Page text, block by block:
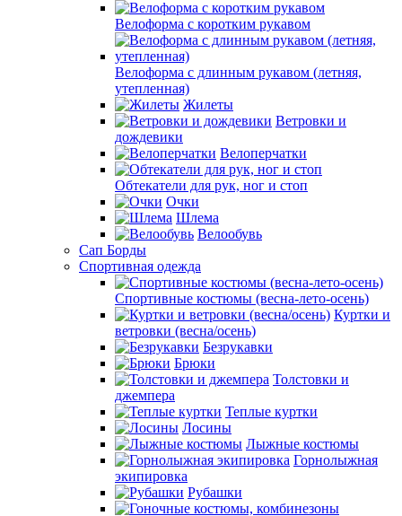
Велоформа с коротким рукавом
Велоформа с длинным рукавом (летняя,
утепленная)
Жилеты
Ветровки и
дождевики
Велоперчатки
Обтекатели для рук, ног и стоп
Очки
Шлема
Велообувь
Сап Борды
Спортивная одежда
Спортивные костюмы (весна-лето-осень)
Куртки и
ветровки (весна/осень)
Безрукавки
Брюки
Толстовки и
джемпера
Теплые куртки
Лосины
Лыжные костюмы
Горнолыжная
экипировка
Рубашки